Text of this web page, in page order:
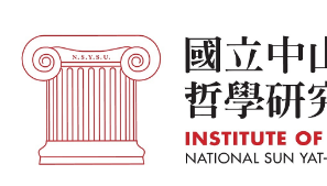
到
主